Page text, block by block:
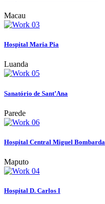
Macau
Hospital Maria Pia
Luanda
Sanatório de Sant’Ana
Parede
Hospital Central Miguel Bombarda
Maputo
Hospital D. Carlos I